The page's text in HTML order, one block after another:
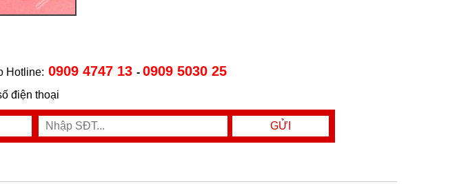
Hotline: 0909 4747 13 - 0909 5030 25
điện thoại